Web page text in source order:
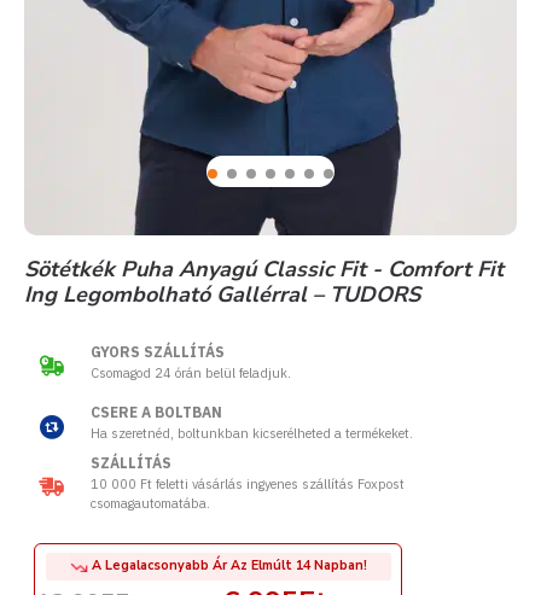
Sötétkék Puha Anyagú Classic Fit - Comfort Fit
Ing Legombolható Gallérral – TUDORS
A Legalacsonyabb Ár Az Elmúlt 14 Napban!
GYORS SZÁLLÍTÁS
Csomagod 24 órán belül feladjuk.
CSERE A BOLTBAN
Ha szeretnéd, boltunkban kicserélheted a termékeket.
SZÁLLÍTÁS
10 000 Ft feletti vásárlás ingyenes szállítás Foxpost
csomagautomatába.